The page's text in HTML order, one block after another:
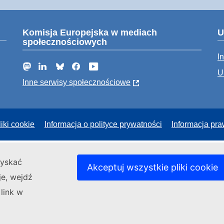
wejdź
w
Akceptuj wszystkie pliki cookie
Komisja Europejska w mediach
społecznościowych
MastodonLinkedInBlueskyFacebook
Inne serwisy społecznościowe
cookie Informacja o polityce prywatności Informacja